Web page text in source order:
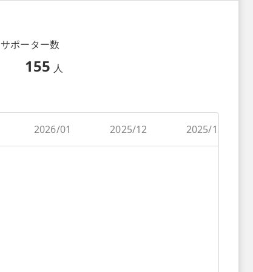
サポーター数
155 人
2026/01 2025/12 2025/11